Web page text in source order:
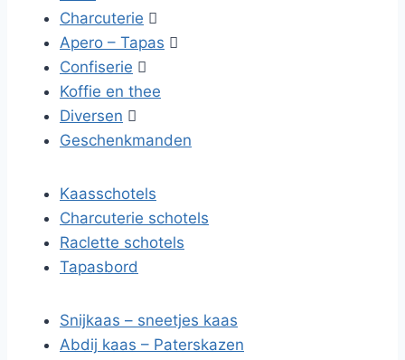
Charcuterie 
Apero – Tapas 
Confiserie 
Koffie en thee
Diversen 
Geschenkmanden
Kaasschotels
Charcuterie schotels
Raclette schotels
Tapasbord
Snijkaas – sneetjes kaas
Abdij kaas – Paterskazen